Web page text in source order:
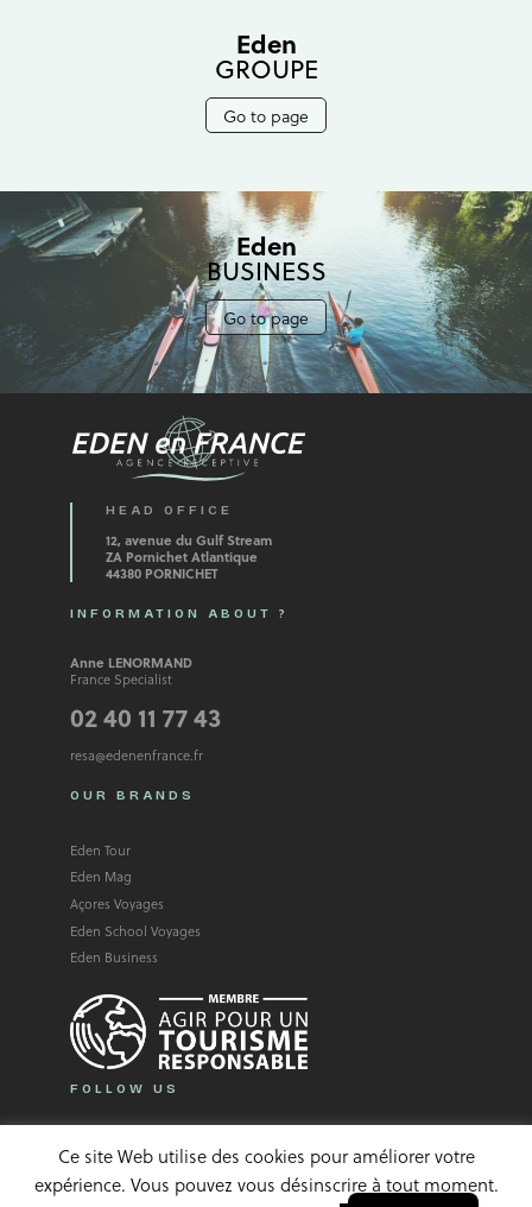
Eden
GROUPE
Go to page
Eden
BUSINESS
Go to page
HEAD OFFICE
12, avenue du Gulf Stream
ZA Pornichet Atlantique
44380 PORNICHET
INFORMATION ABOUT ?
Anne LENORMAND
France Specialist
02 40 11 77 43
resa@edenenfrance.fr
OUR BRANDS
Eden Tour
Eden Mag
Açores Voyages
Eden School Voyages
Eden Business
FOLLOW US
Ce site Web utilise des cookies pour améliorer votre
expérience. Vous pouvez vous désinscrire à tout moment.
French